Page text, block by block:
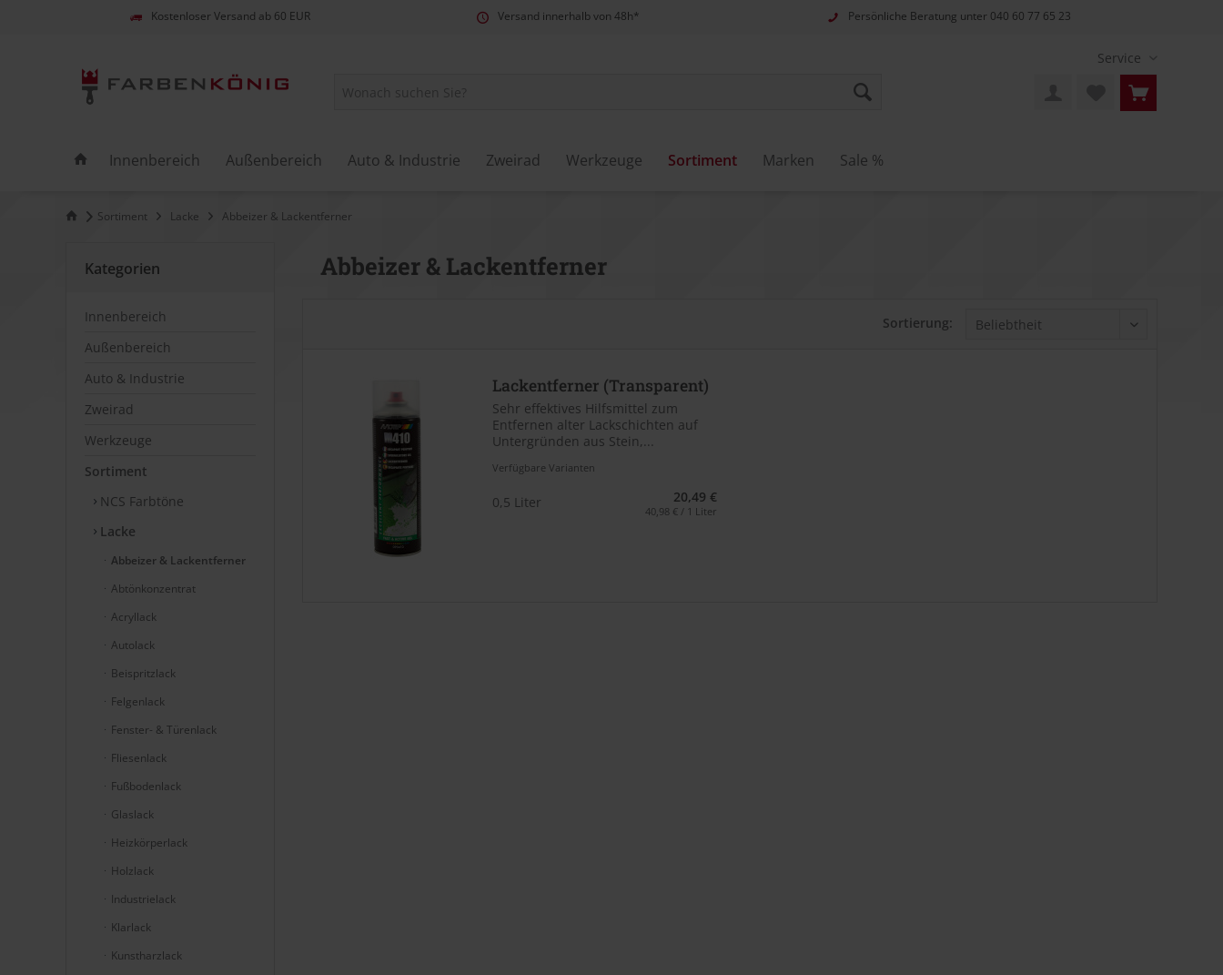
Kostenloser Versand ab 60 EUR Versand innerhalb von 48h* Persönliche Beratung unter 040 60 77 65 23
Service
Innenbereich Außenbereich Auto & Industrie Zweirad Werkzeuge Sortiment Marken Sale %
Sortiment Lacke Abbeizer & Lackentferner
Kategorien
Innenbereich
Außenbereich
Auto & Industrie
Zweirad
Werkzeuge
Sortiment
NCS Farbtöne
Lacke
Abbeizer & Lackentferner
Abtönkonzentrat
Acryllack
Autolack
Beispritzlack
Felgenlack
Fenster- & Türenlack
Fliesenlack
Fußbodenlack
Glaslack
Heizkörperlack
Holzlack
Industrielack
Klarlack
Kunstharzlack
Abbeizer & Lackentferner
Sortierung:
Lackentferner (Transparent)
Sehr effektives Hilfsmittel zum
Entfernen alter Lackschichten auf
Untergründen aus Stein,...
Verfügbare Varianten
0,5 Liter 20,49 €
40,98 € / 1 Liter